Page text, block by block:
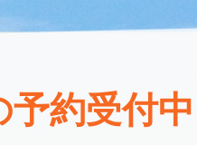
約受付中